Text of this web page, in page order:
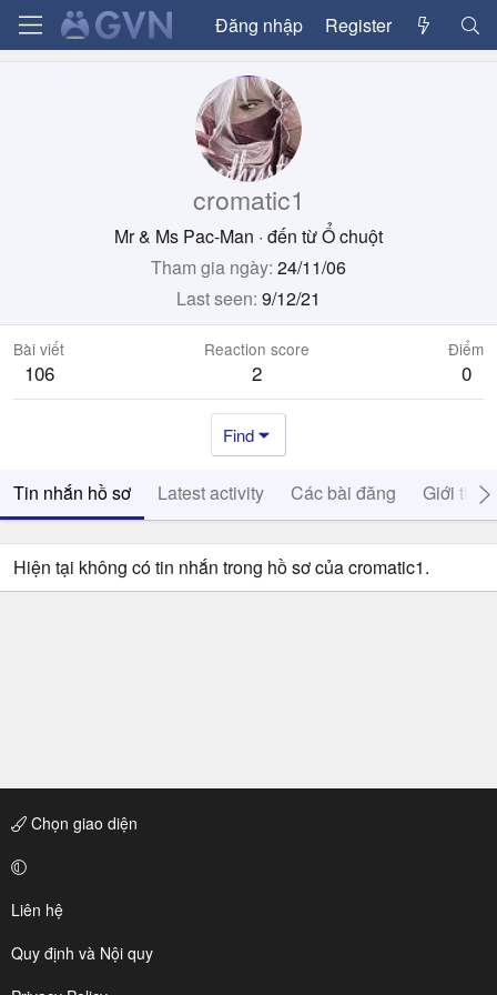
Đăng nhập Register
cromatic1
Mr & Ms Pac-Man · đến từỔ chuột
Tham gia ngày 24/11/06
Last seen 9/12/21
Bài viết
106
Reaction score
2
Điểm
0
Find
Tin nhắn hồ sơ Latest activity Các bài đăng Giới thiệu
Hiện tại không có tin nhắn trong hồ sơ của cromatic1.
Chọn giao diện
Liên hệ
Quy định và Nội quy